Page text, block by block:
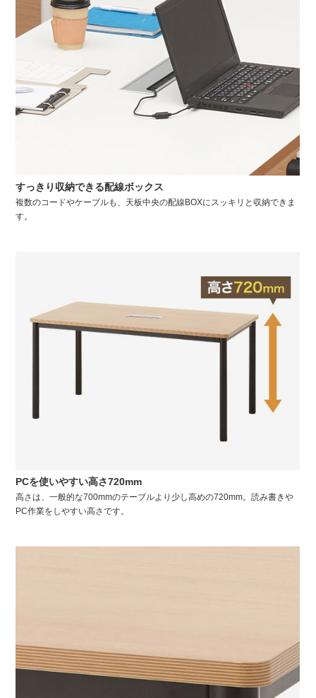
PCを使いやすい高さ720mm
高さは、一般的な700mmのテーブルより少し高めの720mm。読み書きや
PC作業をしやすい高さです。
すっきり収納できる配線ボックス
複数のコードやケーブルも、天板中央の配線BOXにスッキリと収納できま
す。